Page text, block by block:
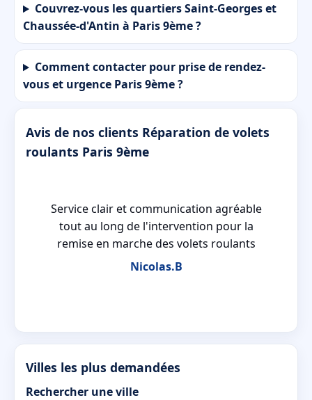
Couvrez-vous les quartiers Saint-Georges et
Chaussée-d'Antin à Paris 9ème ?
Comment contacter pour prise de rendez-
vous et urgence Paris 9ème ?
Avis de nos clients Réparation de volets
roulants Paris 9ème
Service clair et communication agréable
tout au long de l'intervention pour la
remise en marche des volets roulants
Nicolas.B
Villes les plus demandées
Rechercher une ville